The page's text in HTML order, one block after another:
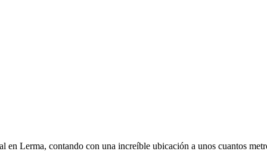
Lerma, contando con una increíble ubicación a unos cuantos